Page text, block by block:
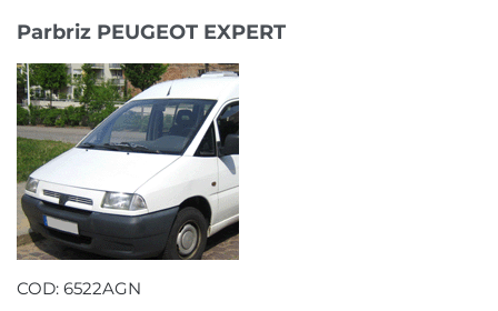
Parbriz PEUGEOT EXPERT
COD: 6522AGN